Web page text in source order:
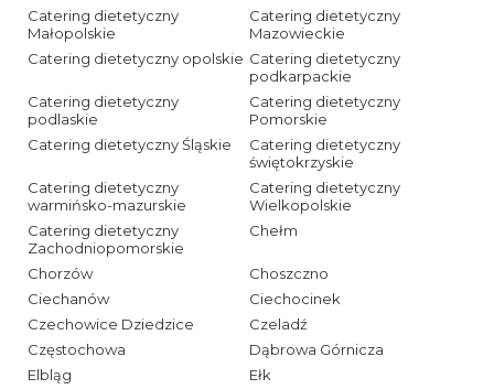
Catering dietetyczny
Małopolskie
Catering dietetyczny
Mazowieckie
Catering dietetyczny opolskie Catering dietetyczny
podkarpackie
Catering dietetyczny
podlaskie
Catering dietetyczny
Pomorskie
Catering dietetyczny Śląskie
Catering dietetyczny
świętokrzyskie
Catering dietetyczny
warmińsko-mazurskie
Catering dietetyczny
Wielkopolskie
Catering dietetyczny
Zachodniopomorskie
Chełm
Chorzów
Choszczno
Ciechanów
Ciechocinek
Czechowice Dziedzice
Czeladź
Częstochowa
Dąbrowa Górnicza
Elbląg
Ełk